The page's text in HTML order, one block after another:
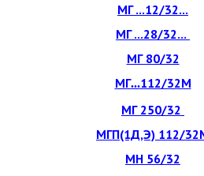
МГ ...12/32...
МГ ...28/32...
МГ 80/32
МГ...112/32М
МГ 250/32
МГП(1Д,Э) 112/
МН 56/32